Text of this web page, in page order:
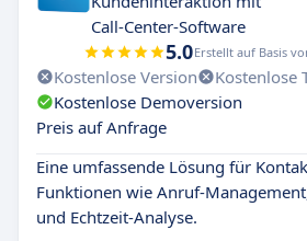
Call-Center-Software
5.0Erstellt auf Basis
Kostenlose Version
Kostenlose
Kostenlose Demoversion
Preis auf Anfrage
Eine umfassende Lösung für
Funktionen wie Anruf-
und Echtzeit-Analyse.